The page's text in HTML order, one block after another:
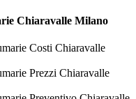
Chiaravalle Milano
Costi Chiaravalle
Prezzi Chiaravalle